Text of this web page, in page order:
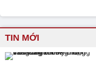
TIN MỚI